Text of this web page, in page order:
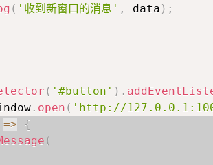
( '收到新窗口的消息' , data ) ;
( '#button' ) .
. open ( 'http://
=>
{
(